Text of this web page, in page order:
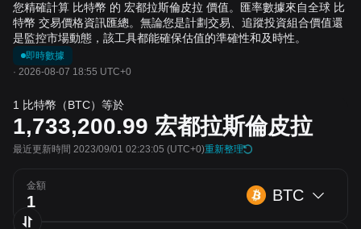
您精確計算 比特幣 的 宏都拉斯倫皮拉 價值。匯率數據來自全球 比
特幣 交易價格資訊匯總。無論您是計劃交易、追蹤投資組合價值還
是監控市場動態，該工具都能確保估值的準確性和及時性。
即時數據
· 2026-08-07 18:55 UTC+0
1 比特幣（BTC）等於
1,733,200.99 宏都拉斯倫皮拉
最近更新時間 2023/09/01 02:23:05 (UTC+0)重新整理
金額
BTC